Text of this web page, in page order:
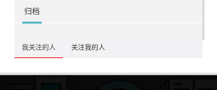
归档
我关注的人 关注我的人